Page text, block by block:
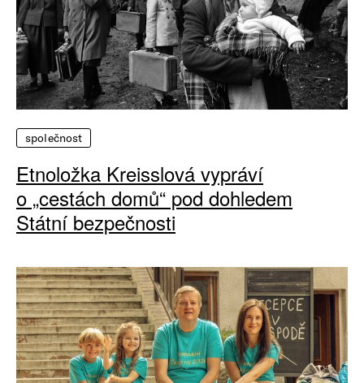
společnost
Etnoložka Kreisslová vypráví
o „cestách domů“ pod dohledem
Státní bezpečnosti